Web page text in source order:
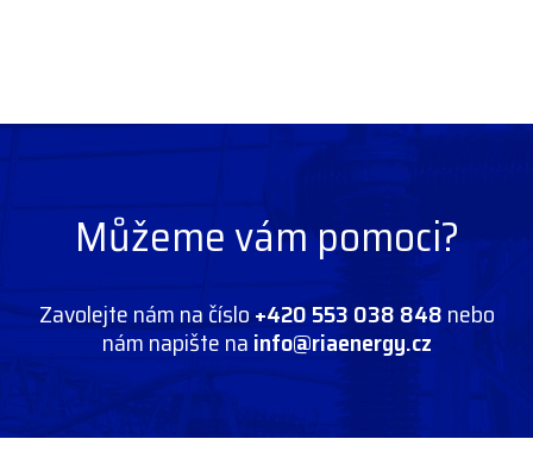
Můžeme vám pomoci?
Zavolejte nám na číslo+420 553 038 848nebo
nám napište nainfo@riaenergy.cz